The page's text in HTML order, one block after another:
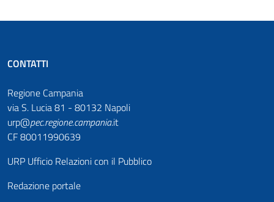
CONTATTI
Regione Campania
via S. Lucia 81 - 80132 Napoli
urp@pec.regione.campania.it
CF 80011990639
URP Ufficio Relazioni con il Pubblico
Redazione portale